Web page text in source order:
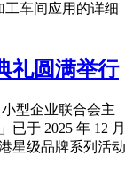
车间应用的详细
礼圆满举行
型企业联合会主
已于 2025 年 12 月
星级品牌系列活动